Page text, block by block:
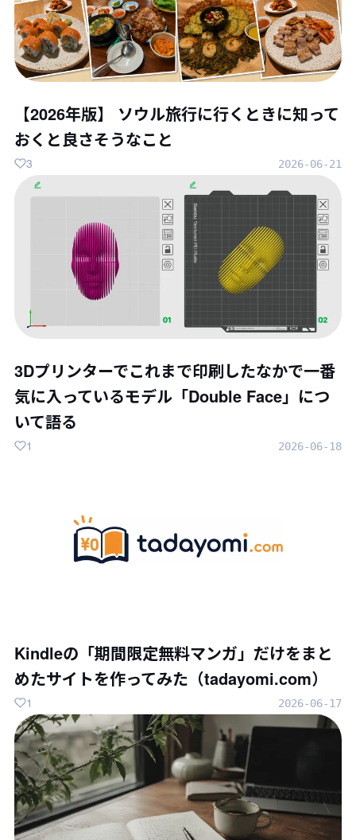
【2026年版】 ソウル旅行に行くときに知って
おくと良さそうなこと
2026-06-21
3
3Dプリンターでこれまで印刷したなかで一番
気に入っているモデル「Double Face」につ
いて語る
2026-06-18
1
Kindleの「期間限定無料マンガ」だけをまと
めたサイトを作ってみた（tadayomi.com）
2026-06-17
1